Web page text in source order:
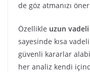
de göz atmanızı
Özellikle uzun vadeli
sayesinde kısa
güvenli kararlar
her analiz kendi